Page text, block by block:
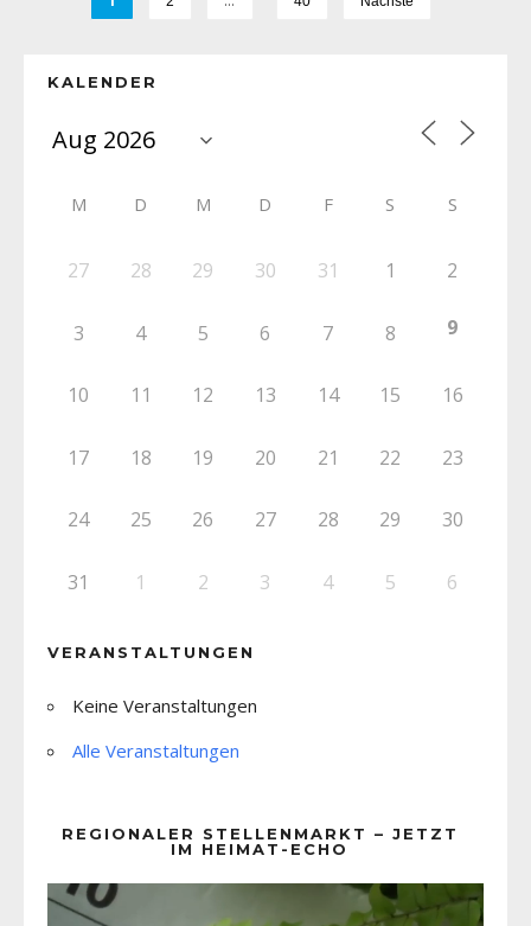
KALENDER
M D M D F S S
27 28 29 30 31 1 2
3 4 5 6 7 8 9
10 11 12 13 14 15 16
17 18 19 20 21 22 23
24 25 26 27 28 29 30
31 1 2 3 4 5 6
VERANSTALTUNGEN
Keine Veranstaltungen
Alle Veranstaltungen
REGIONALER STELLENMARKT – JETZT
IM HEIMAT-ECHO